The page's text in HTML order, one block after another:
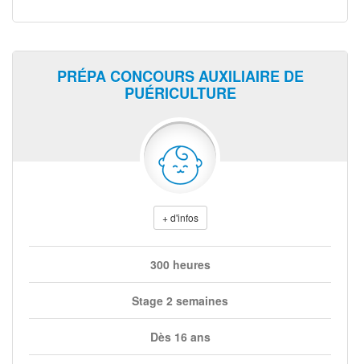
PRÉPA CONCOURS AUXILIAIRE DE
PUÉRICULTURE
+ d'infos
300 heures
Stage 2 semaines
Dès 16 ans